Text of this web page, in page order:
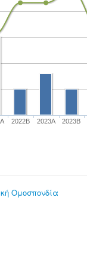
2022B 2023Α 2023B
Ομοσπονδία